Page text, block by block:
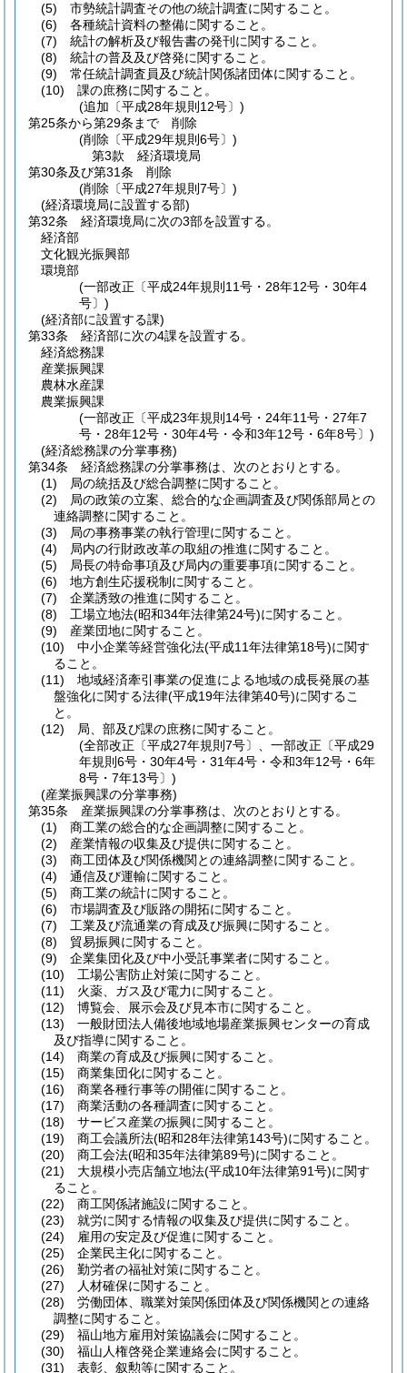
(5)
市勢統計調査その他の統計調査に関すること。
(6)
各種統計資料の整備に関すること。
(7)
統計の解析及び報告書の発刊に関すること。
(8)
統計の普及及び啓発に関すること。
(9)
常任統計調査員及び統計関係諸団体に関すること。
(10)
課の庶務に関すること。
(追加〔平成28年規則12号〕)
第25条から第29条まで
削除
(削除〔平成29年規則6号〕)
第3款
経済環境局
第30条及び第31条
削除
(削除〔平成27年規則7号〕)
(経済環境局に設置する部)
第32条
経済環境局に次の3部を設置する。
経済部
文化観光振興部
環境部
(一部改正〔平成24年規則11号・28年12号・30年4
号〕)
(経済部に設置する課)
第33条
経済部に次の4課を設置する。
経済総務課
産業振興課
農林水産課
農業振興課
(一部改正〔平成23年規則14号・24年11号・27年7
号・28年12号・30年4号・令和3年12号・6年8号〕)
(経済総務課の分掌事務)
第34条
経済総務課の分掌事務は、次のとおりとする。
(1)
局の統括及び総合調整に関すること。
(2)
局の政策の立案、総合的な企画調査及び関係部局との
連絡調整に関すること。
(3)
局の事務事業の執行管理に関すること。
(4)
局内の行財政改革の取組の推進に関すること。
(5)
局長の特命事項及び局内の重要事項に関すること。
(6)
地方創生応援税制に関すること。
(7)
企業誘致の推進に関すること。
(8)
工場立地法(昭和34年法律第24号)に関すること。
(9)
産業団地に関すること。
(10)
中小企業等経営強化法(平成11年法律第18号)に関す
ること。
(11)
地域経済牽引事業の促進による地域の成長発展の基
盤強化に関する法律(平成19年法律第40号)に関するこ
と。
(12)
局、部及び課の庶務に関すること。
(全部改正〔平成27年規則7号〕、一部改正〔平成29
年規則6号・30年4号・31年4号・令和3年12号・6年
8号・7年13号〕)
(産業振興課の分掌事務)
第35条
産業振興課の分掌事務は、次のとおりとする。
(1)
商工業の総合的な企画調整に関すること。
(2)
産業情報の収集及び提供に関すること。
(3)
商工団体及び関係機関との連絡調整に関すること。
(4)
通信及び運輸に関すること。
(5)
商工業の統計に関すること。
(6)
市場調査及び販路の開拓に関すること。
(7)
工業及び流通業の育成及び振興に関すること。
(8)
貿易振興に関すること。
(9)
企業集団化及び中小受託事業者に関すること。
(10)
工場公害防止対策に関すること。
(11)
火薬、ガス及び電力に関すること。
(12)
博覧会、展示会及び見本市に関すること。
(13)
一般財団法人備後地域地場産業振興センターの育成
及び指導に関すること。
(14)
商業の育成及び振興に関すること。
(15)
商業集団化に関すること。
(16)
商業各種行事等の開催に関すること。
(17)
商業活動の各種調査に関すること。
(18)
サービス産業の振興に関すること。
(19)
商工会議所法(昭和28年法律第143号)に関すること。
(20)
商工会法(昭和35年法律第89号)に関すること。
(21)
大規模小売店舗立地法(平成10年法律第91号)に関す
ること。
(22)
商工関係諸施設に関すること。
(23)
就労に関する情報の収集及び提供に関すること。
(24)
雇用の安定及び促進に関すること。
(25)
企業民主化に関すること。
(26)
勤労者の福祉対策に関すること。
(27)
人材確保に関すること。
(28)
労働団体、職業対策関係団体及び関係機関との連絡
調整に関すること。
(29)
福山地方雇用対策協議会に関すること。
(30)
福山人権啓発企業連絡会に関すること。
(31)
表彰、叙勲等に関すること。